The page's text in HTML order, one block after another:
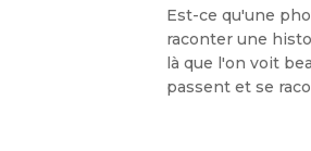
Est-ce qu'une
raconter une
là que l'on voit
passent et se